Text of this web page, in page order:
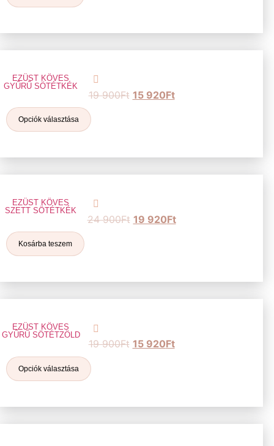
EZÜST KÖVES
GYŰRŰ SÖTÉTKÉK
19 900Ft 15 920Ft
Opciók választása
EZÜST KÖVES
SZETT SÖTÉTKÉK
24 900Ft 19 920Ft
Kosárba teszem
EZÜST KÖVES
GYŰRŰ SÖTÉTZÖLD
19 900Ft 15 920Ft
Opciók választása